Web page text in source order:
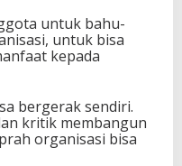
untuk bahu-
untuk bisa
kepada
bergerak sendiri.
kritik membangun
organisasi bisa